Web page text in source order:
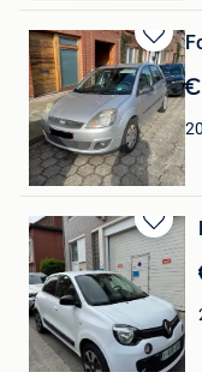
Bewaren
in
Mijn
€
Ford
Destelbergen
Bewaren
in
Mijn
Talbeau
Destelbergen